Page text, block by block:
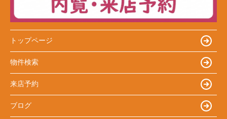
トップページ
物件検索
来店予約
ブログ